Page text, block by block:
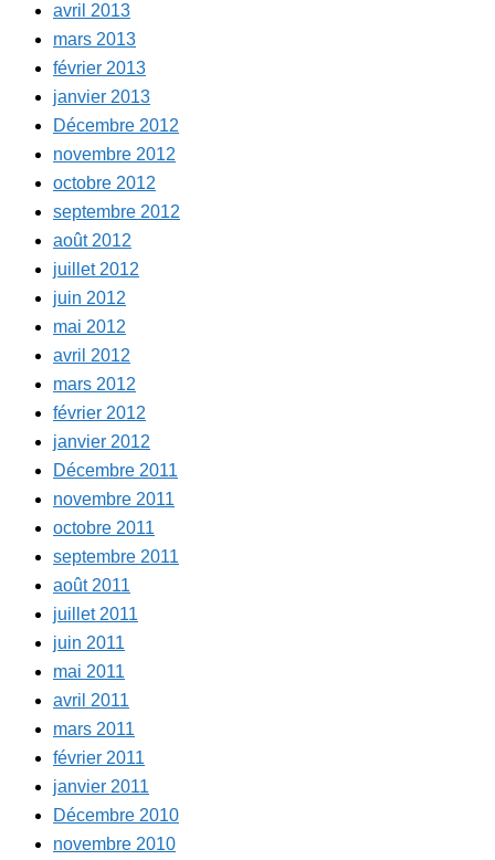
avril 2013
mars 2013
février 2013
janvier 2013
Décembre 2012
novembre 2012
octobre 2012
septembre 2012
août 2012
juillet 2012
juin 2012
mai 2012
avril 2012
mars 2012
février 2012
janvier 2012
Décembre 2011
novembre 2011
octobre 2011
septembre 2011
août 2011
juillet 2011
juin 2011
mai 2011
avril 2011
mars 2011
février 2011
janvier 2011
Décembre 2010
novembre 2010